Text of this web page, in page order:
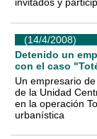
invitados y
(14/4/2008)
Detenido un
con el caso
Un empresario
de la Unidad
en la operación
urbanística